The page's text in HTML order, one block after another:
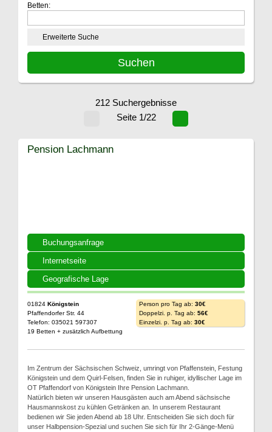
Betten:
Erweiterte Suche
212 Suchergebnisse
Seite 1/22
Buchungsanfrage
Internetseite
Geografische Lage
Pension Lachmann
01824 Königstein
Pfaffendorfer Str. 44
Telefon: 035021 597307
19 Betten + zusätzlich Aufbettung
Person pro Tag ab: 30€
Doppelzi. p. Tag ab: 56€
Einzelzi. p. Tag ab: 30€
Im Zentrum der Sächsischen Schweiz, umringt von Pfaffenstein, Festung
Königstein und dem Quirl-Felsen, finden Sie in ruhiger, idyllischer Lage im
OT Pfaffendorf von Königstein Ihre Pension Lachmann.
Natürlich bieten wir unseren Hausgästen auch am Abend sächsische
Hausmannskost zu kühlen Getränken an. In unserem Restaurant
bedienen wir Sie jeden Abend ab 18 Uhr. Entscheiden Sie sich doch für
unser Halbpension-Spezial und suchen Sie sich für Ihr 2-Gänge-Menü